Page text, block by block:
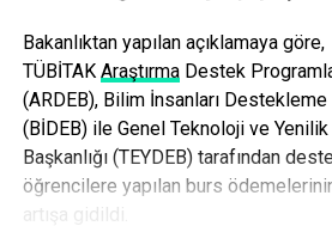
Risale-i Nurlardan da bahsediyor.
* Askeriye’den 28 Şubat
olduğunuz halde atıldınız.
O dönem her kurum kendi sınav
Kuvvetleri Komutanlığına bağlı 15.
Bakanlıktan yapılan açıklamaya göre,
TÜBİTAK AraştırmaDestek
(ARDEB), Bilim İnsanları Destekleme
(BİDEB) ile Genel Teknoloji ve
Başkanlığı (TEYDEB) tarafından
öğrencilere yapılan burs
artışa gidildi.